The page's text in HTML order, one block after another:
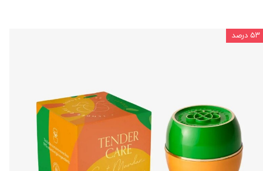
۵۳ درصد